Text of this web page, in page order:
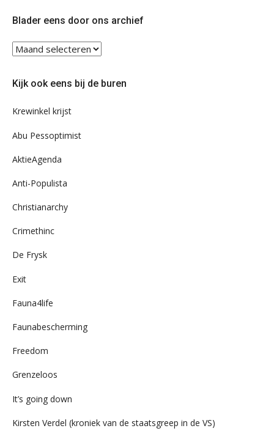
Blader eens door ons archief
Blader
ons
Kijk ook eens bij de buren
Krewinkel krijst
Abu Pessoptimist
AktieAgenda
Anti-Populista
Christianarchy
Crimethinc
De Frysk
Exit
Fauna4life
Faunabescherming
Freedom
Grenzeloos
It’s going down
Kirsten Verdel (kroniek van de staatsgreep in de VS)